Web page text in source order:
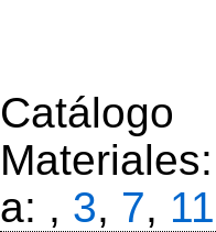
a: , 3, 7, 11